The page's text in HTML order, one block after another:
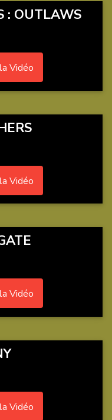
: OUTLAWS
Vidéo
Vidéo
Vidéo
Vidéo